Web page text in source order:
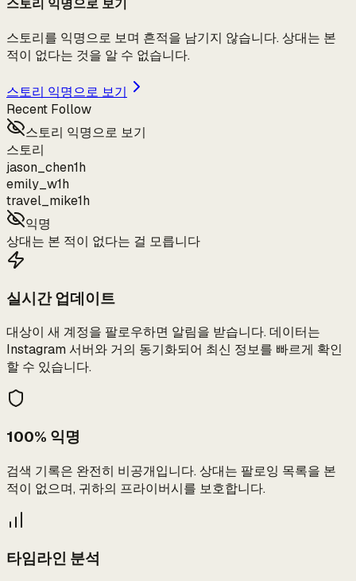
스토리를 익명으로 보며 흔적을 남기지 않습니다. 상대는 본
적이 없다는 것을 알 수 없습니다.
스토리 익명으로 보기
Recent Follow
스토리 익명으로 보기
스토리
jason_chen1h
emily_w1h
travel_mike1h
익명
상대는 본 적이 없다는 걸 모릅니다
실시간 업데이트
대상이 새 계정을 팔로우하면 알림을 받습니다. 데이터는
Instagram 서버와 거의 동기화되어 최신 정보를 빠르게 확인
할 수 있습니다.
100% 익명
검색 기록은 완전히 비공개입니다. 상대는 팔로잉 목록을 본
적이 없으며, 귀하의 프라이버시를 보호합니다.
타임라인 분석